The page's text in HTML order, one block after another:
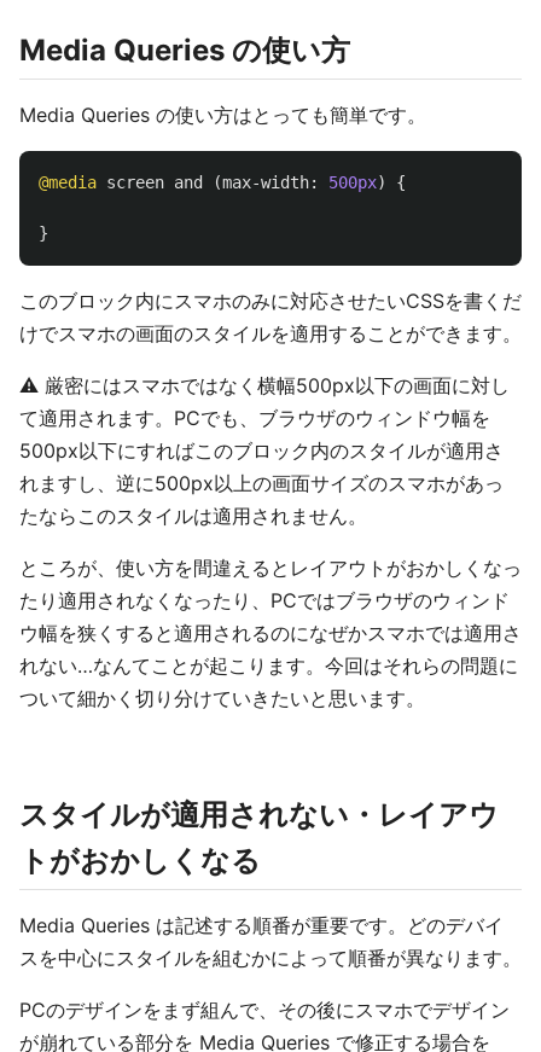
Media Queries の使い方
Media Queries の使い方はとっても簡単です。
@media screen and (max-width: 500px) {
}
このブロック内にスマホのみに対応させたいCSSを書くだ
けでスマホの画面のスタイルを適用することができます。
⚠️ 厳密にはスマホではなく横幅500px以下の画面に対し
て適用されます。PCでも、ブラウザのウィンドウ幅を
500px以下にすればこのブロック内のスタイルが適用さ
れますし、逆に500px以上の画面サイズのスマホがあっ
たならこのスタイルは適用されません。
ところが、使い方を間違えるとレイアウトがおかしくなっ
たり適用されなくなったり、PCではブラウザのウィンド
ウ幅を狭くすると適用されるのになぜかスマホでは適用さ
れない…なんてことが起こります。今回はそれらの問題に
ついて細かく切り分けていきたいと思います。
スタイルが適用されない・レイアウ
トがおかしくなる
Media Queries は記述する順番が重要です。どのデバイ
スを中心にスタイルを組むかによって順番が異なります。
PCのデザインをまず組んで、その後にスマホでデザイン
が崩れている部分を Media Queries で修正する場合を